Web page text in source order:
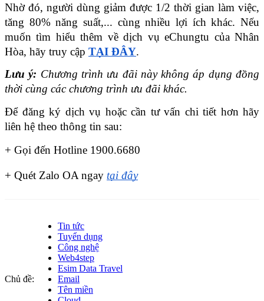
Nhờ đó, người dùng giảm được 1/2 thời gian làm việc,
tăng 80% năng suất,... cùng nhiều lợi ích khác. Nếu
muốn tìm hiểu thêm về dịch vụ eChungtu của Nhân
Hòa, hãy truy cập TẠI ĐÂY.
Lưu ý: Chương trình ưu đãi này không áp dụng đồng
thời cùng các chương trình ưu đãi khác.
Để đăng ký dịch vụ hoặc cần tư vấn chi tiết hơn hãy
liên hệ theo thông tin sau:
+ Gọi đến Hotline 1900.6680
+ Quét Zalo OA ngay tại đây
Chủ đề:
Tin tức
Tuyển dụng
Công nghệ
Web4step
Esim Data Travel
Email
Tên miền